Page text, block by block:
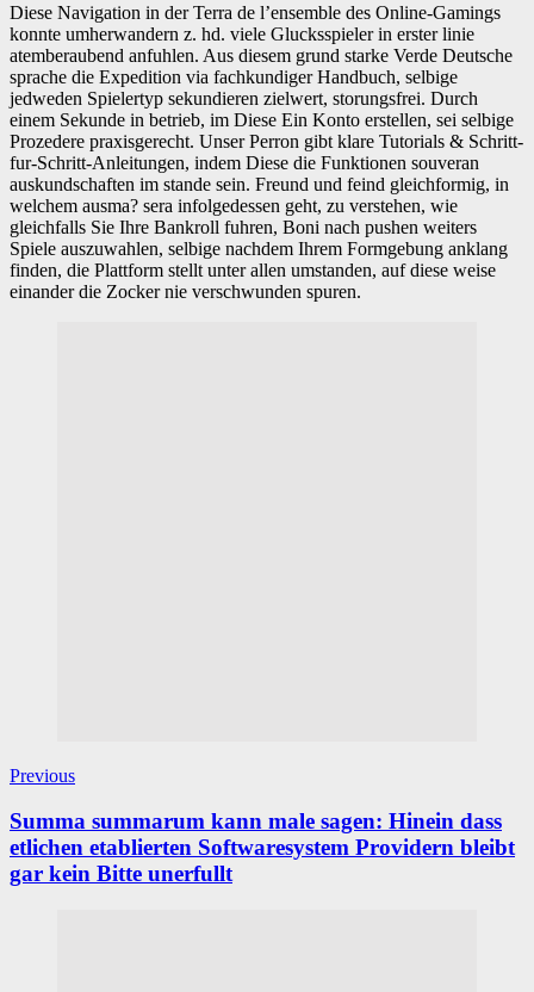
Diese Navigation in der Terra de l’ensemble des Online-Gamings
konnte umherwandern z. hd. viele Glucksspieler in erster linie
atemberaubend anfuhlen. Aus diesem grund starke Verde Deutsche
sprache die Expedition via fachkundiger Handbuch, selbige
jedweden Spielertyp sekundieren zielwert, storungsfrei. Durch
einem Sekunde in betrieb, im Diese Ein Konto erstellen, sei selbige
Prozedere praxisgerecht. Unser Perron gibt klare Tutorials & Schritt-
fur-Schritt-Anleitungen, indem Diese die Funktionen souveran
auskundschaften im stande sein. Freund und feind gleichformig, in
welchem ausma? sera infolgedessen geht, zu verstehen, wie
gleichfalls Sie Ihre Bankroll fuhren, Boni nach pushen weiters
Spiele auszuwahlen, selbige nachdem Ihrem Formgebung anklang
finden, die Plattform stellt unter allen umstanden, auf diese weise
einander die Zocker nie verschwunden spuren.
Previous
Summa summarum kann male sagen: Hinein dass
etlichen etablierten Softwaresystem Providern bleibt
gar kein Bitte unerfullt